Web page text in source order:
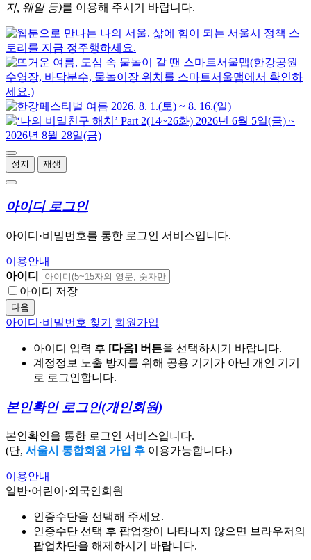
지, 웨일 등)를 이용해 주시기 바랍니다.
정지 재생
아이디 로그인
아이디·비밀번호를 통한 로그인 서비스입니다.
이용안내
아이디
아이디 저장
다음
아이디·비밀번호 찾기 회원가입
아이디 입력 후 [다음] 버튼을 선택하시기 바랍니다.
계정정보 노출 방지를 위해 공용 기기가 아닌 개인 기기
로 로그인합니다.
본인확인 로그인(개인회원)
본인확인을 통한 로그인 서비스입니다.
(단, 서울시 통합회원 가입 후 이용가능합니다.)
이용안내
일반·어린이·외국인회원
인증수단을 선택해 주세요.
인증수단 선택 후 팝업창이 나타나지 않으면 브라우저의
팝업차단을 해제하시기 바랍니다.